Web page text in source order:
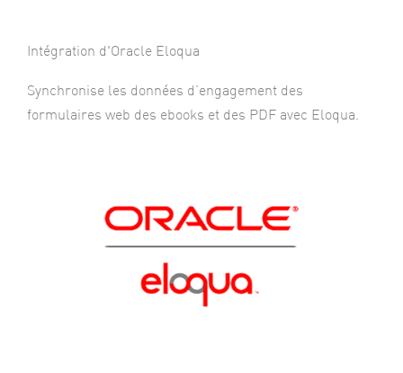
Intégration d'Oracle Eloqua
Synchronise les données d’engagement des
formulaires web des ebooks et des PDF avec Eloqua.